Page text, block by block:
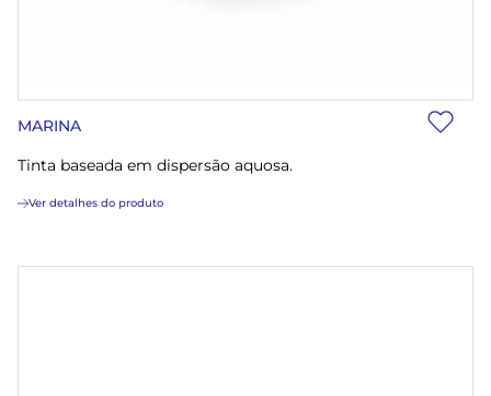
MARINA
Tinta baseada em dispersão aquosa.
Ver detalhes do produto